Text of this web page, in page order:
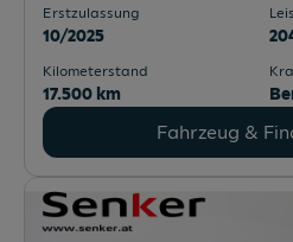
Erstzulassung
10/2025
Kilometerstand
17.500 km
Fahrzeug &